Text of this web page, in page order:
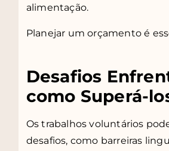
alimentação.
Planejar um orçamento é
Desafios
como Superá-
Os trabalhos voluntários
desafios, como barreiras